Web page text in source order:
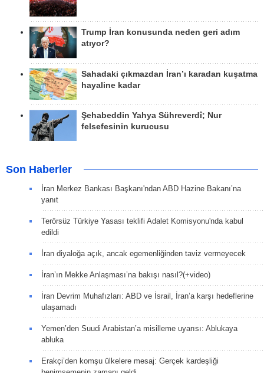
Trump İran konusunda neden geri adım
atıyor?
Sahadaki çıkmazdan İran’ı karadan kuşatma
hayaline kadar
Şehabeddin Yahya Sühreverdî; Nur
felsefesinin kurucusu
Son Haberler
İran Merkez Bankası Başkanı'ndan ABD Hazine Bakanı’na
yanıt
Terörsüz Türkiye Yasası teklifi Adalet Komisyonu'nda kabul
edildi
İran diyaloğa açık, ancak egemenliğinden taviz vermeyecek
İran’ın Mekke Anlaşması’na bakışı nasıl?(+video)
İran Devrim Muhafızları: ABD ve İsrail, İran’a karşı hedeflerine
ulaşamadı
Yemen’den Suudi Arabistan’a misilleme uyarısı: Ablukaya
abluka
Erakçi’den komşu ülkelere mesaj: Gerçek kardeşliği